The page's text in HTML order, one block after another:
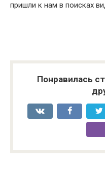
пришли к нам в поисках
Понравилась